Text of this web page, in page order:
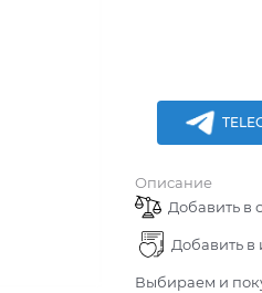
Описание
Добавить в
Добавить
Выбираем и